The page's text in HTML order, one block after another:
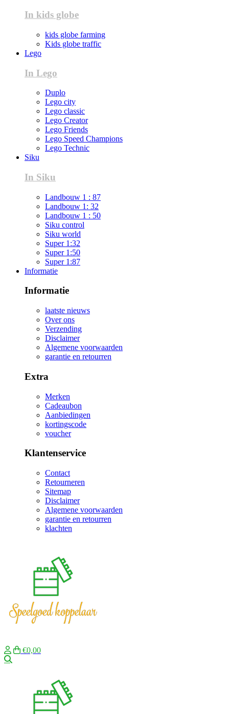
In kids globe
kids globe farming
Kids globe traffic
Lego
In Lego
Duplo
Lego city
Lego classic
Lego Creator
Lego Friends
Lego Speed Champions
Lego Technic
Siku
In Siku
Landbouw 1 : 87
Landbouw 1: 32
Landbouw 1 : 50
Siku control
Siku world
Super 1:32
Super 1:50
Super 1:87
Informatie
Informatie
laatste nieuws
Over ons
Verzending
Disclaimer
Algemene voorwaarden
garantie en retourren
Extra
Merken
Cadeaubon
Aanbiedingen
kortingscode
voucher
Klantenservice
Contact
Retourneren
Sitemap
Disclaimer
Algemene voorwaarden
garantie en retourren
klachten
€0,00